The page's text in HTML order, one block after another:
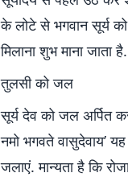
के लोटे से भगवान सूर्य
मिलाना शुभ माना जाता
तुलसी को जल
सूर्य देव को जल अर्पित
नमो भगवते वासुदेवाय’
जलाएं. मान्यता है कि